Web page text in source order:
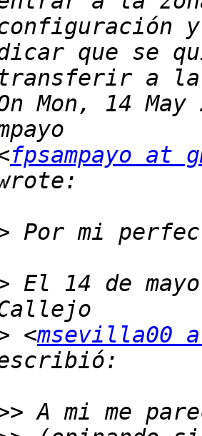
Mon, 14
fpsampayo at
El 14 de
<msevilla00